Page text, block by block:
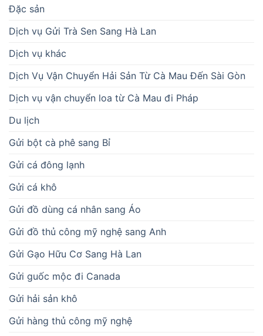
Đặc sản
Dịch vụ Gửi Trà Sen Sang Hà Lan
Dịch vụ khác
Dịch Vụ Vận Chuyển Hải Sản Từ Cà Mau Đến Sài Gòn
Dịch vụ vận chuyển loa từ Cà Mau đi Pháp
Du lịch
Gửi bột cà phê sang Bỉ
Gửi cá đông lạnh
Gửi cá khô
Gửi đồ dùng cá nhân sang Áo
Gửi đồ thủ công mỹ nghệ sang Anh
Gửi Gạo Hữu Cơ Sang Hà Lan
Gửi guốc mộc đi Canada
Gửi hải sản khô
Gửi hàng thủ công mỹ nghệ